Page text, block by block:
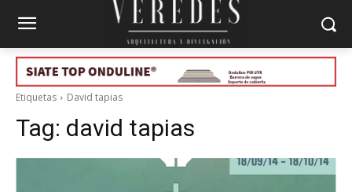
Etiquetas David tapias
Tag: david tapias